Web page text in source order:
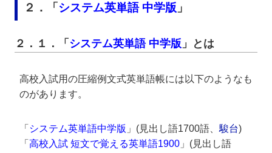
２．「システム英単語 中学版 」
２．１．「 システム英単語 中学版 」とは
高校入試用の圧縮例文式英単語帳には以下のようなも
のがあります。
「 システム英単語中学版 」(見出し語1700語、 駿台)
「 高校入試 短文で覚える英単語1900 」(見出し語